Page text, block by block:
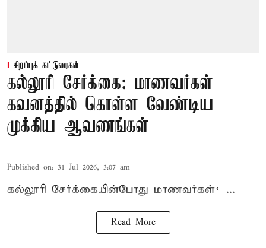
சிறப்புக் கட்டுரைகள்
கல்லூரி சேர்க்கை: மாணவர்கள்
கவனத்தில் கொள்ள வேண்டிய
முக்கிய ஆவணங்கள்
Published on: 31 Jul 2026, 3:07 am
கல்லூரி சேர்க்கையின்போது மாணவர்கள்< ...
Read More